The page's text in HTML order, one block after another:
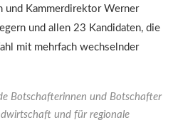
und Kammerdirektor Werner
und allen 23 Kandidaten, die
mit mehrfach wechselnder
Botschafterinnen und Botschafter
und für regionale